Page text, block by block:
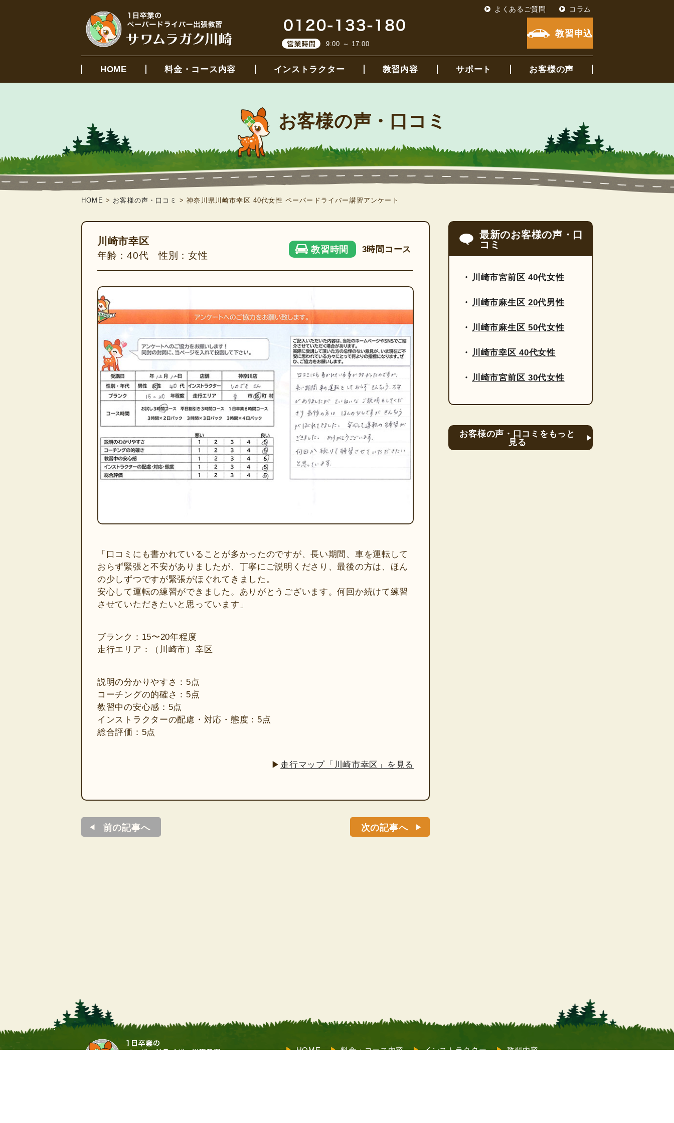
9:00 ～ 17:00
教習申込
よくあるご質問 コラム
HOME 料金・コース内容 インストラクター 教習内容 サポート お客様の声
お客様の声・口コミ
HOME > お客様の声・口コミ >神奈川県川崎市幸区 40代女性 ペーパードライバー講習アンケート
川崎市幸区
年齢：40代 性別：女性
教習時間 3時間コース
「口コミにも書かれていることが多かったのですが、長い期間、車を運転して
おらず緊張と不安がありましたが、丁寧にご説明くださり、最後の方は、ほん
の少しずつですが緊張がほぐれてきました。
安心して運転の練習ができました。ありがとうございます。何回か続けて練習
させていただきたいと思っています」
ブランク：15〜20年程度
走行エリア：（川崎市）幸区
説明の分かりやすさ：5点
コーチングの的確さ：5点
教習中の安心感：5点
インストラクターの配慮・対応・態度：5点
総合評価：5点
▶ 走行マップ「川崎市幸区」を見る
前の記事へ 次の記事へ
最新のお客様の声・口
コミ
川崎市宮前区 40代女性
川崎市麻生区 20代男性
川崎市麻生区 50代女性
川崎市幸区 40代女性
川崎市宮前区 30代女性
お客様の声・口コミをもっと
見る
HOME 料金・コース内容 インストラクター 教習内容